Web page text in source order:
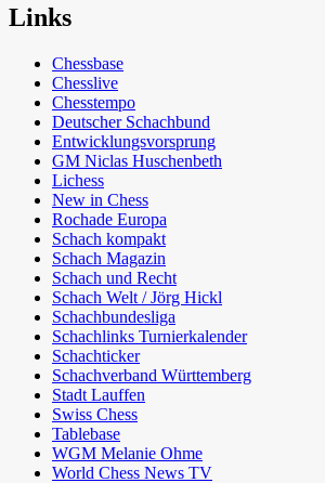
Links
Chessbase
Chesslive
Chesstempo
Deutscher Schachbund
Entwicklungsvorsprung
GM Niclas Huschenbeth
Lichess
New in Chess
Rochade Europa
Schach kompakt
Schach Magazin
Schach und Recht
Schach Welt / Jörg Hickl
Schachbundesliga
Schachlinks Turnierkalender
Schachticker
Schachverband Württemberg
Stadt Lauffen
Swiss Chess
Tablebase
WGM Melanie Ohme
World Chess News TV